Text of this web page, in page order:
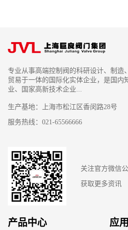
专业从事高端控制阀的科研设计、制造
贸易于一体的国际化实体企业，是国内
业、国家高新技术企业...
生产基地：上海市松江区香闵路28号
服务热线：021-65566666
关注官方微信
获取更多资讯
产品中心 应